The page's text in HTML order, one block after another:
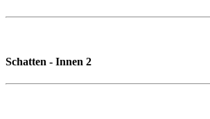
Schatten - Innen 2